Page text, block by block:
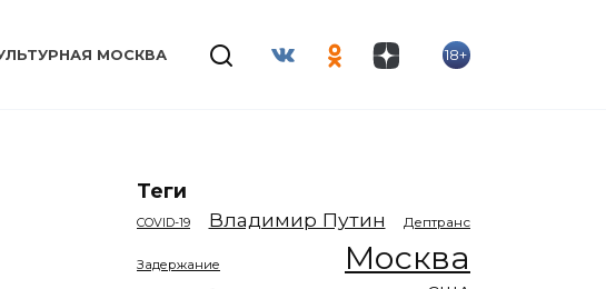
МОСКВА 18+
Теги
COVID-19 Владимир Путин Дептранс
Задержание Москва